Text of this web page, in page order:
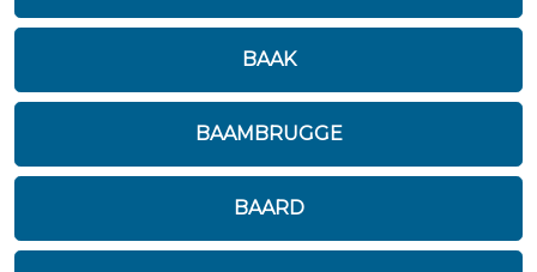
BAAK
BAAMBRUGGE
BAARD